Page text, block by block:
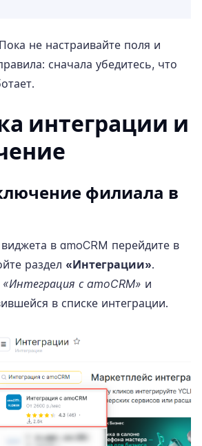
не настраивайте поля и
сначала убедитесь, что
интеграции и
филиала в
в amoCRM перейдите в
раздел «Интеграции».
«Интеграция с amoCRM» и
в списке интеграции.